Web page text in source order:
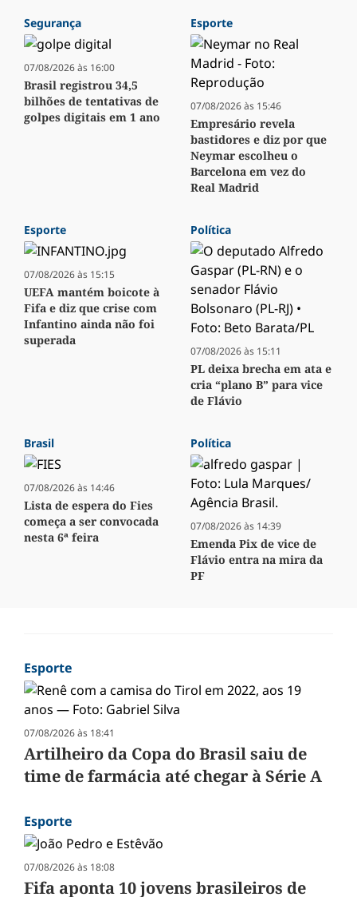
Segurança
07/08/2026 às 16:00
Brasil registrou 34,5
bilhões de tentativas de
golpes digitais em 1 ano
Esporte
07/08/2026 às 15:46
Empresário revela
bastidores e diz por que
Neymar escolheu o
Barcelona em vez do
Real Madrid
Esporte
07/08/2026 às 15:15
UEFA mantém boicote à
Fifa e diz que crise com
Infantino ainda não foi
superada
Política
07/08/2026 às 15:11
PL deixa brecha em ata e
cria “plano B” para vice
de Flávio
Brasil
07/08/2026 às 14:46
Lista de espera do Fies
começa a ser convocada
nesta 6ª feira
Política
07/08/2026 às 14:39
Emenda Pix de vice de
Flávio entra na mira da
PF
Esporte
07/08/2026 às 18:41
Artilheiro da Copa do Brasil saiu de
time de farmácia até chegar à Série A
Esporte
07/08/2026 às 18:08
Fifa aponta 10 jovens brasileiros de